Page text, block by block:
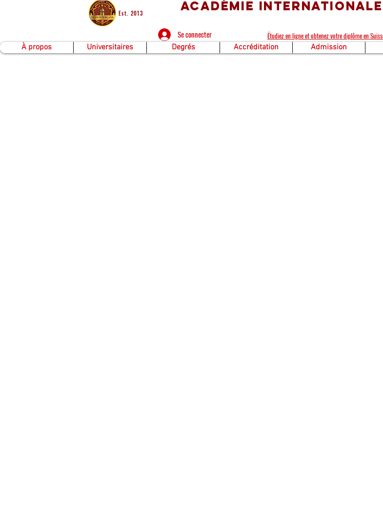
Est. 2013 Académie Internationale
Se connecter Étudiez en ligne et obtenez votre diplôme en
À propos Universitaires Degrés Accréditation Admission